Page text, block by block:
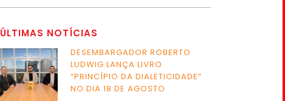
ÚLTIMAS NOTÍCIAS
DESEMBARGADOR ROBERTO
LUDWIG LANÇA LIVRO
“PRINCÍPIO DA DIALETICIDADE”
NO DIA 18 DE AGOSTO